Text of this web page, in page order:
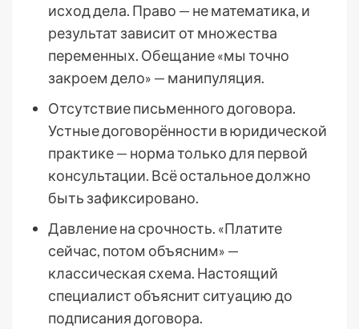
исход дела. Право — не математика, и
результат зависит от множества
переменных. Обещание «мы точно
закроем дело» — манипуляция.
Отсутствие письменного договора.
Устные договорённости в юридической
практике — норма только для первой
консультации. Всё остальное должно
быть зафиксировано.
Давление на срочность. «Платите
сейчас, потом объясним» —
классическая схема. Настоящий
специалист объяснит ситуацию до
подписания договора.